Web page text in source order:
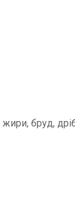
жири, бруд,